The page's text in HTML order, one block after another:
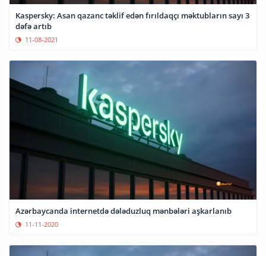
Kaspersky: Asan qazanc təklif edən fırıldaqçı məktubların sayı 3
dəfə artıb
11-08-2021
Azərbaycanda internetdə dələduzluq mənbələri aşkarlanıb
11-11-2020